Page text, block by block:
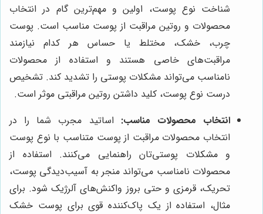
شناخت نوع پوست، اولین و مهم‌ترین گام در انتخاب
محصولات و روتین مراقبت از پوست مناسب است. پوست
چرب، خشک، مختلط یا حساس هر کدام نیازمند
مراقبت‌های خاصی هستند و استفاده از محصولات
نامناسب می‌تواند مشکلات پوستی را تشدید کند. تشخیص
درست نوع پوست، کلید داشتن روتین مراقبتی موثر است.
انتخاب محصولات مناسب: اساتید مجرب شما را در
انتخاب محصولات مراقبت از پوست متناسب با نوع پوست
و مشکلات پوستی‌تان راهنمایی می‌کنند. استفاده از
محصولات نامناسب می‌تواند منجر به آسیب‌دیدگی پوست،
تحریک، قرمزی و حتی بروز واکنش‌های آلرژیک شود. برای
مثال، استفاده از یک پاک‌کننده قوی برای پوست خشک